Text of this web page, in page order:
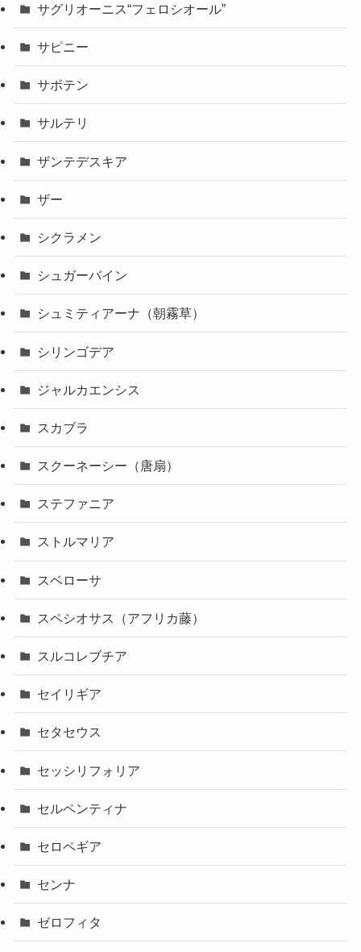
サグリオーニス“フェロシオール”
サピニー
サボテン
サルテリ
ザンテデスキア
ザー
シクラメン
シュガーバイン
シュミティアーナ（朝霧草）
シリンゴデア
ジャルカエンシス
スカブラ
スクーネーシー（唐扇）
ステファニア
ストルマリア
スベローサ
スペシオサス（アフリカ藤）
スルコレブチア
セイリギア
セタセウス
セッシリフォリア
セルペンティナ
セロペギア
センナ
ゼロフィタ